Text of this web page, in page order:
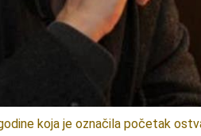
koja je označila početak